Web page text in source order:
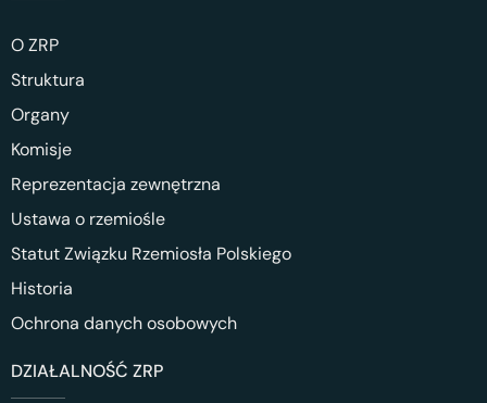
O ZRP
Struktura
Organy
Komisje
Reprezentacja zewnętrzna
Ustawa o rzemiośle
Statut Związku Rzemiosła Polskiego
Historia
Ochrona danych osobowych
DZIAŁALNOŚĆ ZRP